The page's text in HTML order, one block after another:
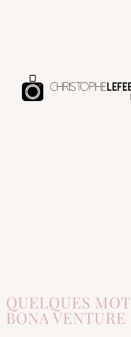
QUELQUES
BONA